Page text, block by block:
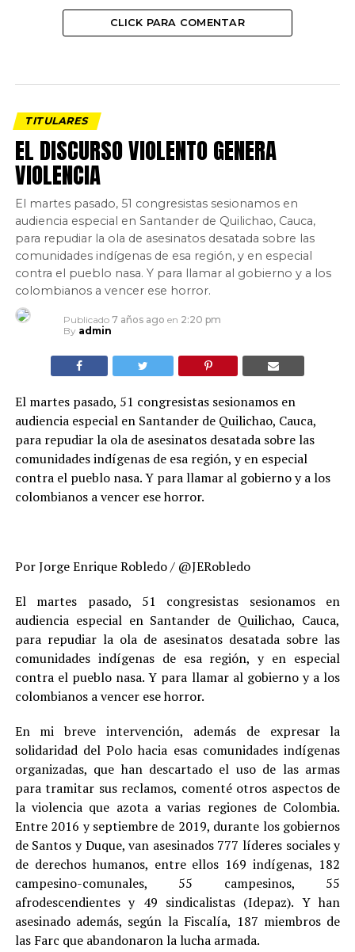
CLICK PARA COMENTAR
TITULARES
EL DISCURSO VIOLENTO GENERA
VIOLENCIA
El martes pasado, 51 congresistas sesionamos en
audiencia especial en Santander de Quilichao, Cauca,
para repudiar la ola de asesinatos desatada sobre las
comunidades indígenas de esa región, y en especial
contra el pueblo nasa. Y para llamar al gobierno y a los
colombianos a vencer ese horror.
Publicado 7 años ago en 2:20 pm
By admin
El martes pasado, 51 congresistas sesionamos en
audiencia especial en Santander de Quilichao, Cauca,
para repudiar la ola de asesinatos desatada sobre las
comunidades indígenas de esa región, y en especial
contra el pueblo nasa. Y para llamar al gobierno y a los
colombianos a vencer ese horror.
Por Jorge Enrique Robledo / @JERobledo
El martes pasado, 51 congresistas sesionamos en
audiencia especial en Santander de Quilichao, Cauca,
para repudiar la ola de asesinatos desatada sobre las
comunidades indígenas de esa región, y en especial
contra el pueblo nasa. Y para llamar al gobierno y a los
colombianos a vencer ese horror.
En mi breve intervención, además de expresar la
solidaridad del Polo hacia esas comunidades indígenas
organizadas, que han descartado el uso de las armas
para tramitar sus reclamos, comenté otros aspectos de
la violencia que azota a varias regiones de Colombia.
Entre 2016 y septiembre de 2019, durante los gobiernos
de Santos y Duque, van asesinados 777 líderes sociales y
de derechos humanos, entre ellos 169 indígenas, 182
campesino-comunales, 55 campesinos, 55
afrodescendientes y 49 sindicalistas (Idepaz). Y han
asesinado además, según la Fiscalía, 187 miembros de
las Farc que abandonaron la lucha armada.